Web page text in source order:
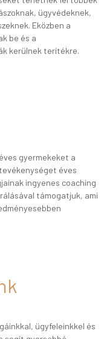
ügyvédeknek,
Eközben a
be és a
kerülnek terítékre.
gyermekeket a
éves
ingyenes coaching
támogatjuk, ami
ügyfeleinkkel és